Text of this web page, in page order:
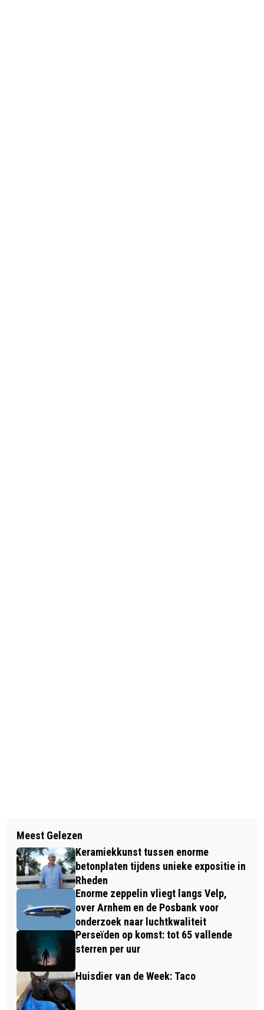
VRAGEN OVER JE TELEFOON OF E-
MAIL? KOM LANGS BIJ HET DIGICAFÉ
VAN DE ZOOMERIJ
UNIEKE WORKSHOPS BIJ ATELIER
CRESO IN VELP
Meest Gelezen
Keramiekkunst tussen enorme
betonplaten tijdens unieke expositie in
Rheden
Enorme zeppelin vliegt langs Velp,
over Arnhem en de Posbank voor
onderzoek naar luchtkwaliteit
Perseïden op komst: tot 65 vallende
sterren per uur
Huisdier van de Week: Taco